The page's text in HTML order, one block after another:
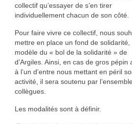
collectif qu’essayer de s’en tirer
individuellement chacun de son côté.
Pour faire vivre ce collectif, nous
mettre en place un fond de solidarité,
modèle du « bol de la solidarité » de
d’Argiles. Ainsi, en cas de gros pépin
à l’un d’entre nous mettant en péril
activité, il sera soutenu par
collègues.
Les modalités sont à définir.